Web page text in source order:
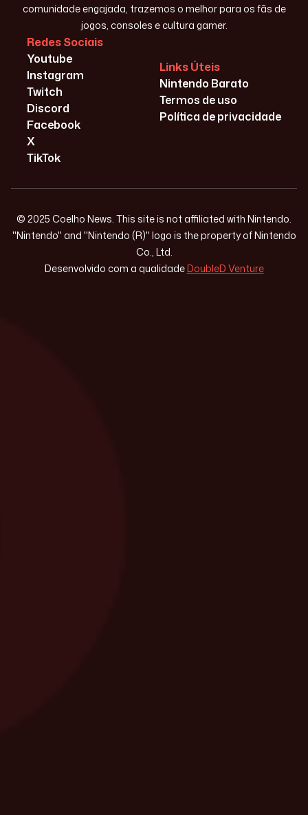
comunidade engajada, trazemos o melhor para os fãs de
jogos, consoles e cultura gamer.
Redes Sociais
Youtube
Instagram
Twitch
Discord
Facebook
X
TikTok
Links Úteis
Nintendo Barato
Termos de uso
Política de privacidade
© 2025 Coelho News. This site is not affiliated with Nintendo.
"Nintendo" and "Nintendo (R)" logo is the property of Nintendo
Co., Ltd.
Desenvolvido com a qualidadeDoubleD Venture